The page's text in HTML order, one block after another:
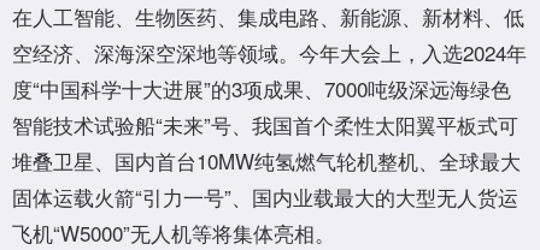
在人工智能、生物医药、集成电路、新能源、新材料、低
空经济、深海深空深地等领域。今年大会上，入选2024年
度“中国科学十大进展”的3项成果、7000吨级深远海绿色
智能技术试验船“未来”号、我国首个柔性太阳翼平板式可
堆叠卫星、国内首台10MW纯氢燃气轮机整机、全球最大
固体运载火箭“引力一号”、国内业载最大的大型无人货运
飞机“W5000”无人机等将集体亮相。